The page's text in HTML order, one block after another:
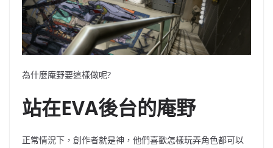
為什麼庵野要這樣做呢?
站在EVA後台的庵野
正常情況下，創作者就是神，他們喜歡怎樣玩弄角色都可以